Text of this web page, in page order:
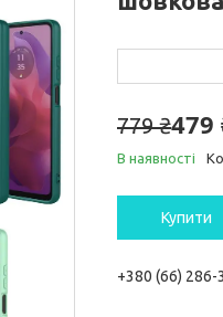
779 ₴479
В наявності
Купити
+380 (66) 286-